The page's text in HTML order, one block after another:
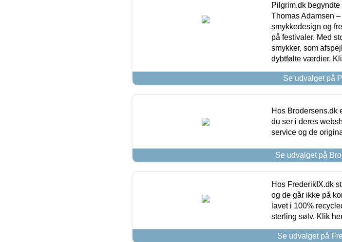
Pilgrim.dk
Thomas Adamsen
smykkedesign og
på festivaler. Med
smykker, som
dybtfølte værdier.
Se udvalget på
Hos Brodersens.dk
du ser i deres
service og de
Se udvalget på
Hos FrederikIX.dk
og de går ikke på
lavet i 100%
sterling sølv. Klik
Se udvalget på